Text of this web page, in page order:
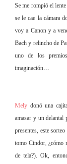
Se me rompió el
se le cae la cámara
voy a Canon y a
Bach y relincho de
uno de los
imaginación…
Mely donó una
amasar y un delantal
presentes, este
tomo Cindor, ¿cómo
de tela?).Ok,